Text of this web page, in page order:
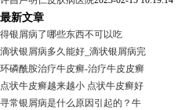
最新文章
得银屑病了哪些东西不可以吃
滴状银屑病多久能好_滴状银屑病完
环磷酰胺治疗牛皮癣-治疗牛皮皮癣
点状牛皮癣越来越小 点状牛皮癣好
寻常银屑病是什么原因引起的？牛